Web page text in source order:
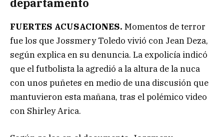
departamento
FUERTES ACUSACIONES. Momentos de terror
fue los que Jossmery Toledo vivió con Jean Deza,
según explica en su denuncia. La expolicía indicó
que el futbolista la agredió a la altura de la nuca
con unos puñetes en medio de una discusión que
mantuvieron esta mañana, tras el polémico video
con Shirley Arica.